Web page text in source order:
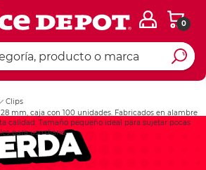
0
Clips
mm, caja con 100 unidades. Fabricados en alambre
calidad. Tamaño pequeño ideal para sujetar pocas
para uso diario.
Ingresar Codigo